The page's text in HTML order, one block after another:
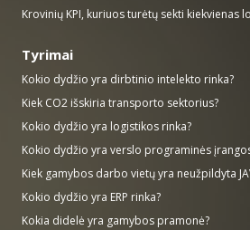
Krovinių KPI, kuriuos turėtų sekti kiekvienas
Tyrimai
Kokio dydžio yra dirbtinio intelekto rinka?
Kiek CO2 išskiria transporto sektorius?
Kokio dydžio yra logistikos rinka?
Kokio dydžio yra verslo programinės
Kiek gamybos darbo vietų yra neužpildyta
Kokio dydžio yra ERP rinka?
Kokia didelė yra gamybos pramonė?